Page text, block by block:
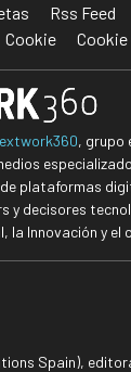
Rss Feed
Cookie
Cookie
, grupo
plataformas
y decisores
la Innovación y el
Spain),